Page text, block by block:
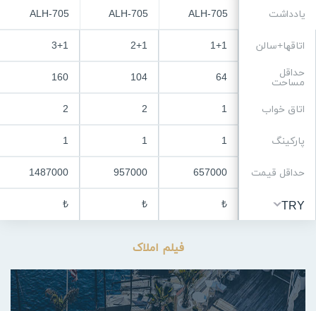
یادداشت
اتاقها+سالن
حداقل
مساحت
اتاق خواب
پارکینگ
حداقل قیمت
TRY
ALH-705
1+1
64
1
1
657000
₺
ALH-705
2+1
104
2
1
957000
₺
ALH-705
3+1
160
2
1
1487000
₺
فیلم املاک